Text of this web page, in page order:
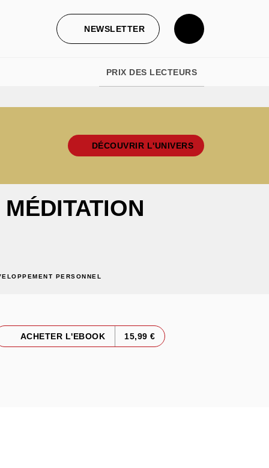
NEWSLETTER
PRIX DES LECTEURS
DÉCOUVRIR L'UNIVERS
PERSONNEL
ACHETER L'EBOOK 15,99 €